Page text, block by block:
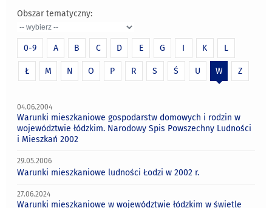
Obszar tematyczny:
0-9 A B C D E G I K L
Ł M N O P R S Ś U W Z
04.06.2004
Warunki mieszkaniowe gospodarstw domowych i rodzin w
województwie łódzkim. Narodowy Spis Powszechny Ludności
i Mieszkań 2002
29.05.2006
Warunki mieszkaniowe ludności Łodzi w 2002 r.
27.06.2024
Warunki mieszkaniowe w województwie łódzkim w świetle